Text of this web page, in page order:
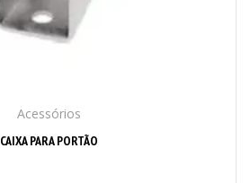
Acessórios
CAIXA PARA PORTÃO